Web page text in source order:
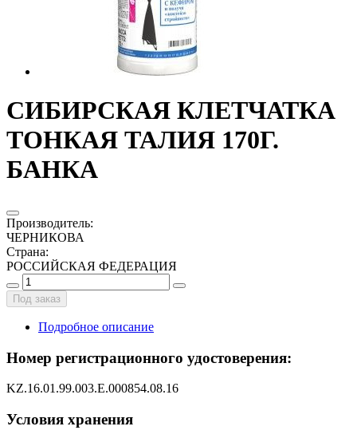
СИБИРСКАЯ КЛЕТЧАТКА
ТОНКАЯ ТАЛИЯ 170Г.
БАНКА
Производитель:
ЧЕРНИКОВА
Страна:
РОССИЙСКАЯ ФЕДЕРАЦИЯ
Под заказ
Подробное описание
Номер регистрационного удостоверения:
KZ.16.01.99.003.E.000854.08.16
Условия хранения